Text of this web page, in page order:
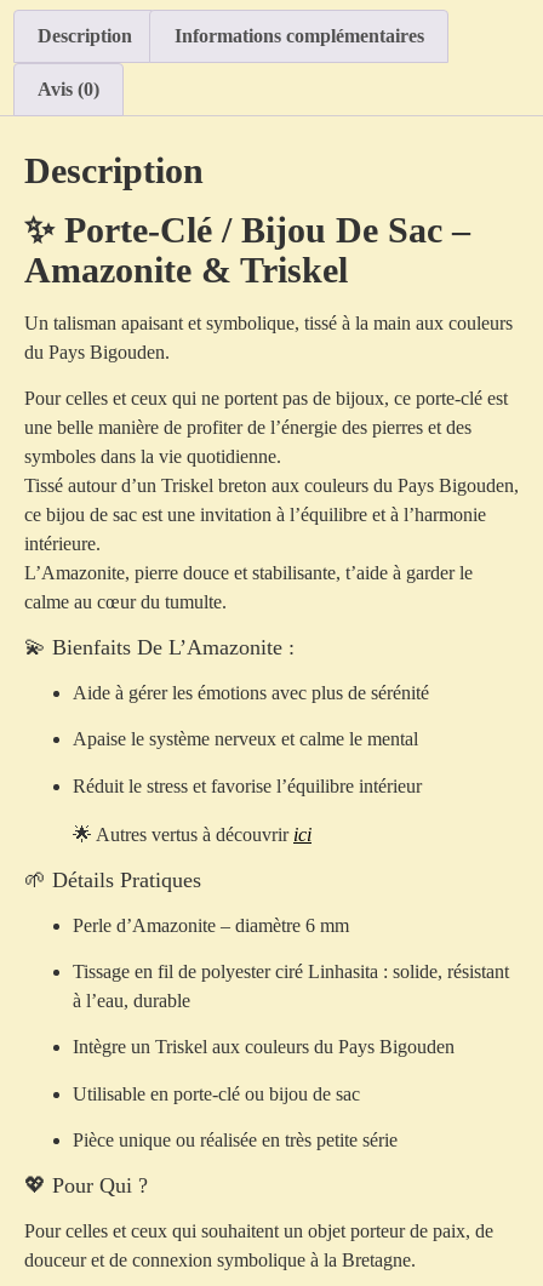
Description Informations complémentaires
Avis (0)
Description
✨ Porte-Clé / Bijou De Sac –
Amazonite & Triskel
Un talisman apaisant et symbolique, tissé à la main aux couleurs
du Pays Bigouden.
Pour celles et ceux qui ne portent pas de bijoux, ce porte-clé est
une belle manière de profiter de l’énergie des pierres et des
symboles dans la vie quotidienne.
Tissé autour d’un Triskel breton aux couleurs du Pays Bigouden,
ce bijou de sac est une invitation à l’équilibre et à l’harmonie
intérieure.
L’Amazonite, pierre douce et stabilisante, t’aide à garder le
calme au cœur du tumulte.
💫 Bienfaits De L’Amazonite :
Aide à gérer les émotions avec plus de sérénité
Apaise le système nerveux et calme le mental
Réduit le stress et favorise l’équilibre intérieur
🌟 Autres vertus à découvrir ici
🌱 Détails Pratiques
Perle d’Amazonite – diamètre 6 mm
Tissage en fil de polyester ciré Linhasita : solide, résistant
à l’eau, durable
Intègre un Triskel aux couleurs du Pays Bigouden
Utilisable en porte-clé ou bijou de sac
Pièce unique ou réalisée en très petite série
💖 Pour Qui ?
Pour celles et ceux qui souhaitent un objet porteur de paix, de
douceur et de connexion symbolique à la Bretagne.